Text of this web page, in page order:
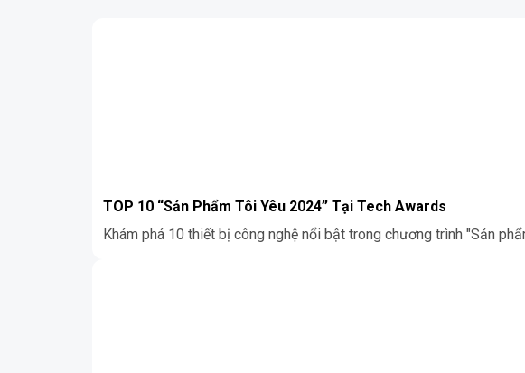
TOP 10 “Sản Phẩm Tôi Yêu 2024” Tại Tech Awards
Khám phá 10 thiết bị công nghệ nổi bật trong chương trình "Sản